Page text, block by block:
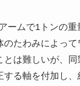
ームで1トンの
のたわみによっ
とは難しいが、
する軸を付加し